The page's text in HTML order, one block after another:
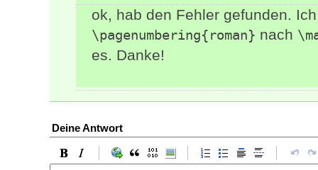
ok, hab den Fehler gefunden.
\pagenumbering{roman} nach
es. Danke!
Deine Antwort